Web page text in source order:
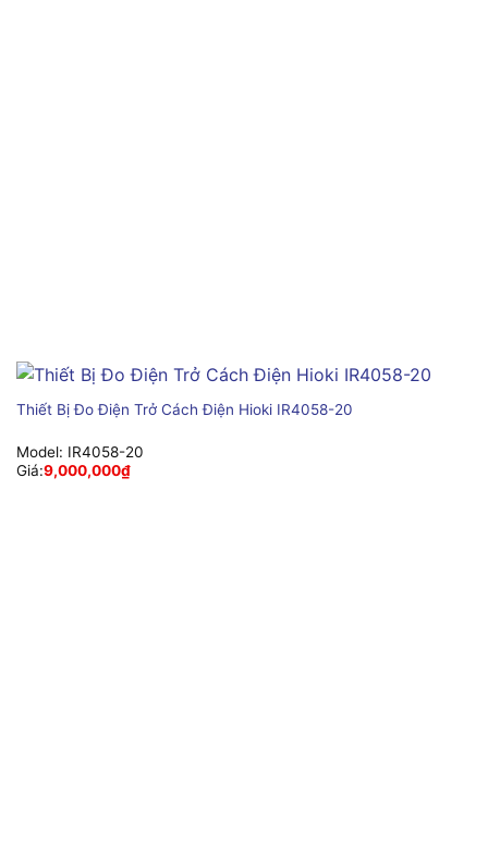
Thiết Bị Đo Điện Trở Cách Điện Hioki IR4058-20
Model: IR4058-20
Giá:9,000,000₫